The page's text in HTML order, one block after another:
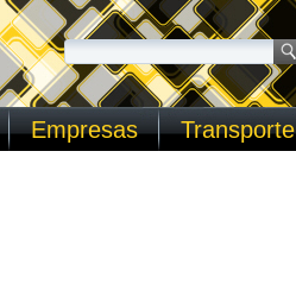
Empresas Transporte